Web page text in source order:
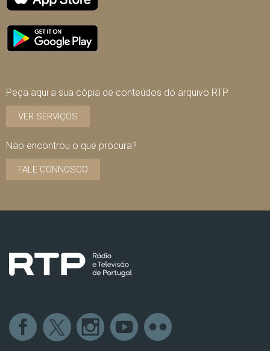
Peça aqui a sua cópia de conteúdos do arquivo RTP
VER SERVIÇOS
Não encontrou o que procura?
FALE CONNOSCO